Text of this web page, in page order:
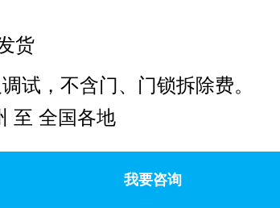
货
试，不含门、门锁拆除费。
至 全国各地
我要咨询